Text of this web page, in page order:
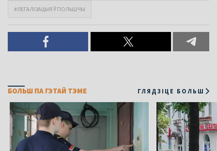
#ЛЕГАЛІЗАЦЫЯ Ў ПОЛЬШЧЫ
БОЛЬШ ПА ГЭТАЙ ТЭМЕ ГЛЯДЗІЦЕ БОЛЬШ